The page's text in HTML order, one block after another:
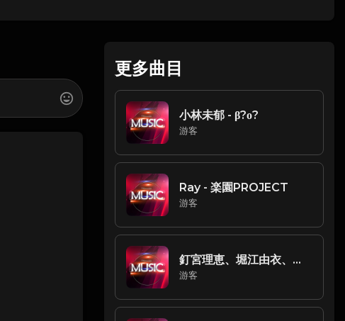
更多曲目
小林未郁 - β?ο?
游客
Ray - 楽園PROJECT
游客
釘宮理恵、堀江由衣、喜多村英梨 - プレパレード
游客